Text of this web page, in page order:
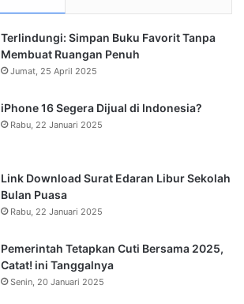
Terlindungi: Simpan Buku Favorit Tanpa
Membuat Ruangan Penuh
Jumat, 25 April 2025
iPhone 16 Segera Dijual di Indonesia?
Rabu, 22 Januari 2025
Link Download Surat Edaran Libur Sekolah
Bulan Puasa
Rabu, 22 Januari 2025
Pemerintah Tetapkan Cuti Bersama 2025,
Catat! ini Tanggalnya
Senin, 20 Januari 2025